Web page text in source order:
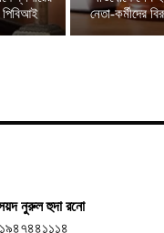
পিবিআই
নেতা-কর্মীদের
নুরুল হুদা রনো